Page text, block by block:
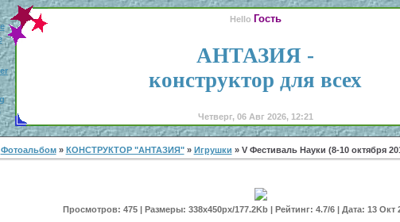
Hello Гость
АНТАЗИЯ -
конструктор для всех
Четверг, 06 Авг 2026, 12:21
Фотоальбом» КОНСТРУКТОР "АНТАЗИЯ"» Игрушки » V Фестиваль Науки (8-10 октября
Просмотров: 475 | Размеры: 338x450px/177.2Kb | Рейтинг: 4.7/6 | Дата: 13 Окт